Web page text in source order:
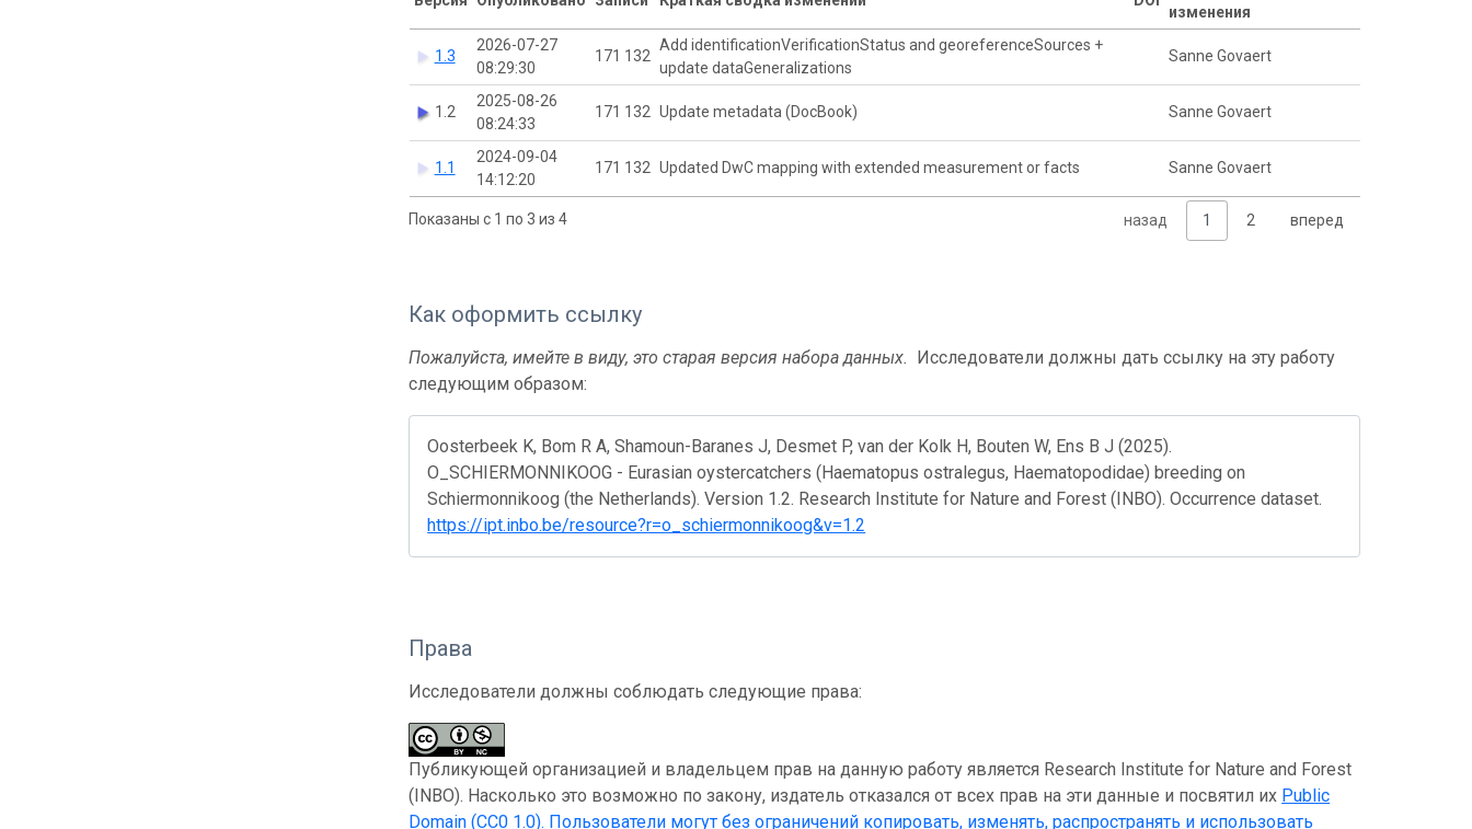
изменения
1.3
2026-07-27
08:29:30
171 132
Add identificationVerificationStatus and georeferenceSources +
update dataGeneralizations
Sanne Govaert
1.2
2025-08-26
08:24:33
171 132 Update metadata (DocBook) Sanne Govaert
1.1
2024-09-04
14:12:20
171 132 Updated DwC mapping with extended measurement or facts Sanne Govaert
Показаны с 1 по 3 из 4 назад 1 2 вперед
Как оформить ссылку
Пожалуйста, имейте в виду, это старая версия набора данных.
Исследователи должны дать ссылку на эту работу
следующим образом:
Oosterbeek K, Bom R A, Shamoun-Baranes J, Desmet P, van der Kolk H, Bouten W, Ens B J (2025).
O_SCHIERMONNIKOOG - Eurasian oystercatchers (Haematopus ostralegus, Haematopodidae) breeding on
Schiermonnikoog (the Netherlands). Version 1.2. Research Institute for Nature and Forest (INBO). Occurrence dataset.
https://ipt.inbo.be/resource?r=o_schiermonnikoog&v=1.2
Права
Исследователи должны соблюдать следующие права:
Публикующей организацией и владельцем прав на данную работу является Research Institute for Nature and Forest
(INBO). Насколько это возможно по закону, издатель отказался от всех прав на эти данные и посвятил их Public
Domain (CC0 1.0). Пользователи могут без ограничений копировать, изменять, распространять и использовать